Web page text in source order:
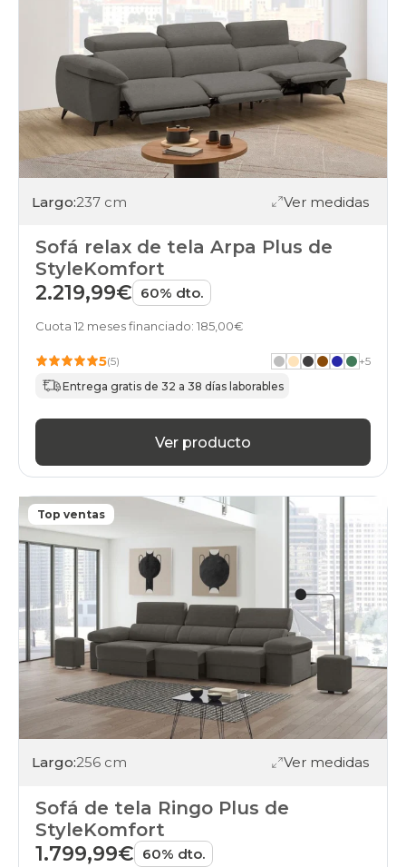
Largo:237 cm Ver medidas
Sofá relax de tela Arpa Plus de
StyleKomfort
2.219,99€ 60% dto.
Cuota 12 meses financiado: 185,00€
5(5) +5
Entrega gratis de 32 a 38 días laborables
Ver producto
Top ventas
Largo:256 cm Ver medidas
Sofá de tela Ringo Plus de
StyleKomfort
1.799,99€ 60% dto.